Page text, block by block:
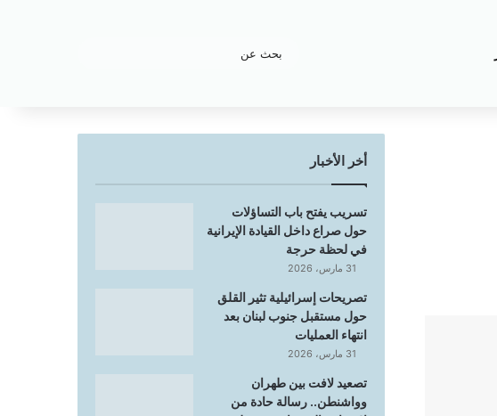
أخر الأخبار
تسريب يفتح باب التساؤلات
حول صراع داخل القيادة الإيرانية
في لحظة حرجة
31 مارس، 2026
تصريحات إسرائيلية تثير القلق
حول مستقبل جنوب لبنان بعد
انتهاء العمليات
31 مارس، 2026
تصعيد لافت بين طهران
وواشنطن.. رسالة حادة من